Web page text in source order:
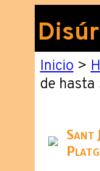
Inicio>
de
Sant